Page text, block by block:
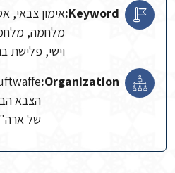
Keyword: אימון צבאי,
מלחמה,
וישי, פלישת
Organization:
הצבא
של